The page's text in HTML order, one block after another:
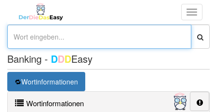
Toggle
Banking - DDDEasy
Wortinformationen
Wortinformationen